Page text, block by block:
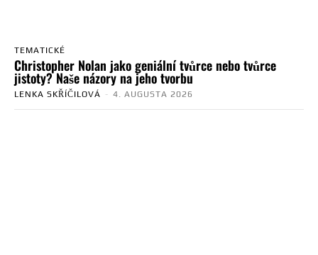
TEMATICKÉ
Christopher Nolan jako geniální tvůrce nebo tvůrce
jistoty? Naše názory na jeho tvorbu
LENKA SKŘÍČILOVÁ - 4. AUGUSTA 2026